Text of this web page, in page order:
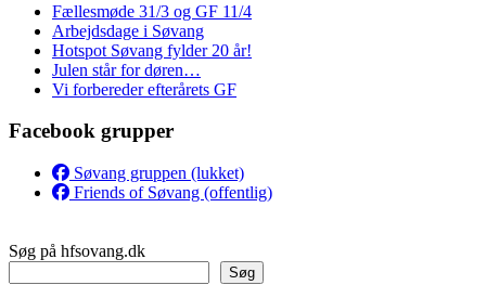
Fællesmøde 31/3 og GF 11/4
Arbejdsdage i Søvang
Hotspot Søvang fylder 20 år!
Julen står for døren…
Vi forbereder efterårets GF
Facebook grupper
Søvang gruppen (lukket)
Friends of Søvang (offentlig)
Søg på hfsovang.dk
Søg